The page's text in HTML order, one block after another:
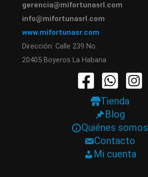
gerencia@mifortunasrl.com
info@mifortunasrl.com
www.mifortunasr.com
Dirección: Calle 239 No.
20405 Boyeros La Habana
Tienda
Blog
Quiénes somos
Contacto
Mi cuenta